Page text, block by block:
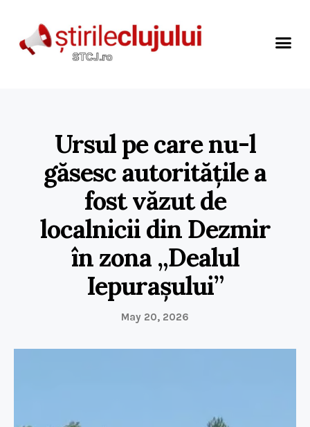
Ursul pe care nu-l
găsesc autoritățile a
fost văzut de
localnicii din Dezmir
în zona „Dealul
Iepurașului”
May 20, 2026